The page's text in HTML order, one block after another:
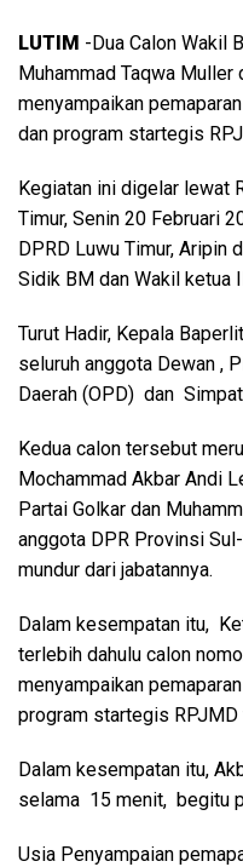
LUTIM -Dua Calon Wakil
Muhammad Taqwa Muller
menyampaikan
dan program startegis
Kegiatan ini digelar lewat
Timur, Senin 20 Februari
DPRD Luwu Timur, Aripin
Sidik BM dan Wakil ketua
Turut Hadir, Kepala
seluruh anggota Dewan ,
Daerah (OPD) dan
Kedua calon tersebut
Mochammad Akbar Andi
Partai Golkar dan
anggota DPR Provinsi
mundur dari jabatannya.
Dalam kesempatan itu,
terlebih dahulu calon
menyampaikan
program startegis RPJMD
Dalam kesempatan itu,
selama 15 menit, begitu
Usia Penyampaian